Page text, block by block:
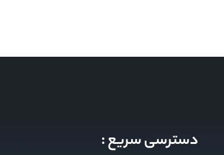
دسترسی سریع :